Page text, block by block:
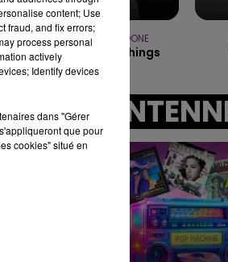
BENSON BOONE
Beautiful Things
A
content; Use
fraud, and fix errors;
process personal
actively
Identify devices
dans "Gérer
que pour
cookies" situé en